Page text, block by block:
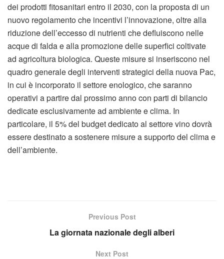
dei prodotti fitosanitari entro il 2030, con la proposta di un
nuovo regolamento che incentivi l’innovazione, oltre alla
riduzione dell’eccesso di nutrienti che defluiscono nelle
acque di falda e alla promozione delle superfici coltivate
ad agricoltura biologica. Queste misure si inseriscono nel
quadro generale degli interventi strategici della nuova Pac,
in cui è incorporato il settore enologico, che saranno
operativi a partire dal prossimo anno con parti di bilancio
dedicate esclusivamente ad ambiente e clima. In
particolare, il 5% del budget dedicato al settore vino dovrà
essere destinato a sostenere misure a supporto del clima e
dell’ambiente.
Previous Post
La giornata nazionale degli alberi
Next Post